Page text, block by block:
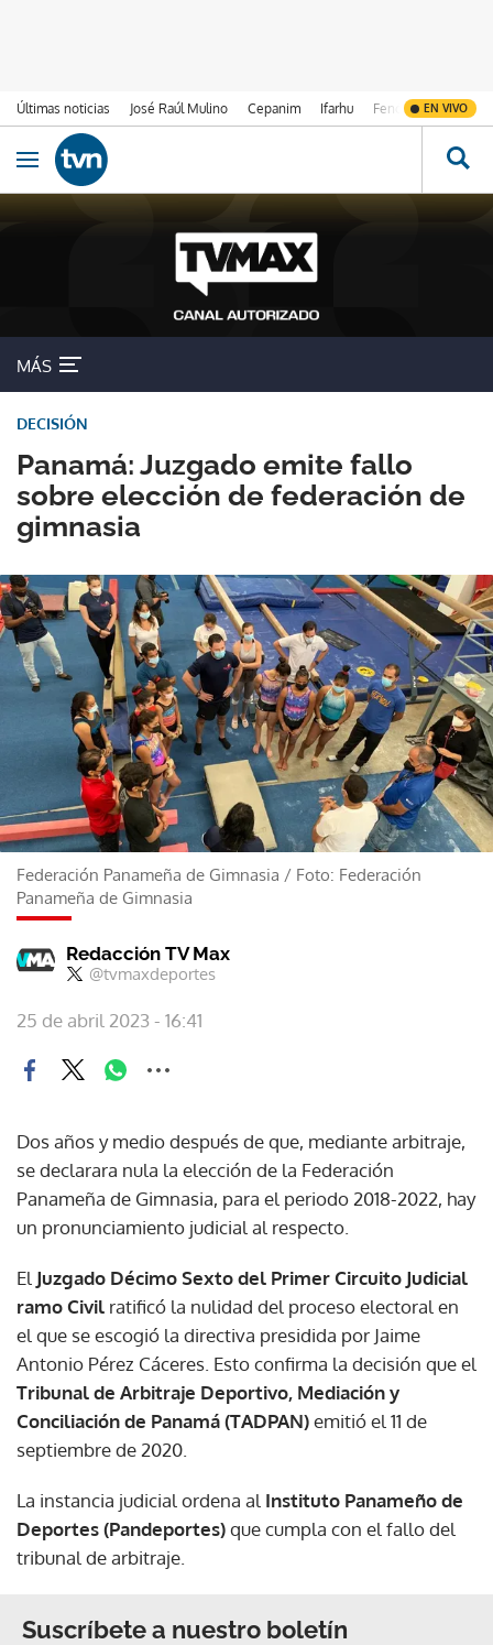
Últimas noticias José Raúl Mulino Cepanim Ifarhu Fenómeno de El
EN VIVO
Ir al contenido
Obrir navegació
MÁS
Panamá: Juzgado emite fallo
sobre elección de federación de
gimnasia
DECISIÓN
Federación Panameña de Gimnasia / Foto: Federación
Panameña de Gimnasia
Redacción TV Max
@tvmaxdeportes
25 de abril 2023 - 16:41
Dos años y medio después de que, mediante arbitraje,
se declarara nula la elección de la Federación
Panameña de Gimnasia, para el periodo 2018-2022, hay
un pronunciamiento judicial al respecto.
El Juzgado Décimo Sexto del Primer Circuito Judicial
ramo Civil ratificó la nulidad del proceso electoral en
el que se escogió la directiva presidida por Jaime
Antonio Pérez Cáceres. Esto confirma la decisión que el
Tribunal de Arbitraje Deportivo, Mediación y
Conciliación de Panamá (TADPAN)emitió el 11 de
septiembre de 2020.
La instancia judicial ordena al Instituto Panameño de
Deportes (Pandeportes)que cumpla con el fallo del
tribunal de arbitraje.
Suscríbete a nuestro boletín